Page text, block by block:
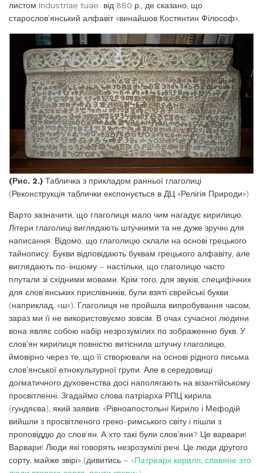
листом Industriae tuae від 880 р., де сказано, що
старослов’янський алфавіт «винайшов Костянтин Філософ».
(Рис. 2.) Табличка з прикладом ранньої глаголиці
(Реконструкція таблички експонується в ДЦ «Релігія Природи»)
Варто зазначити, що глаголиця мало чим нагадує кирилицю.
Літери глаголиці виглядають штучними та не дуже зручні для
написання. Відомо, що глаголицю склали на основі грецького
тайнопису. Букви відповідають буквам грецького алфавіту, але
виглядають по-іншому – настільки, що глаголицю часто
плутали зі східними мовами. Крім того, для звуків, специфічних
для слов’янських прислівників, були взяті єврейські букви
(наприклад, «ш»). Глаголиця не пройшла випробування часом,
зараз ми її не використовуємо зовсім. В очах сучасної людини
вона являє собою набір незрозумілих по зображенню букв. У
слов’ян кирилиця повністю витіснила штучну глаголицю,
ймовірно через те, що її створювали на основі рідного письма
слов’янської етнокультурної групи. Але в середовищі
догматичного духовенства досі наполягають на візантійському
просвітленні. Згадаймо слова патріарха РПЦ кирила
(гундяєва), який заявив: «Рівноапостольні Кирило і Мефодій
вийшли з просвітленого греко-римського світу і пішли з
проповіддю до слов’ян. А хто такі були слов’яни? Це варвари!
Варвари! Люди які говорять незрозумілі речі. Це люди другого
сорту, майже звірі» (дивитись – «Патриарх кирилл, славяне это